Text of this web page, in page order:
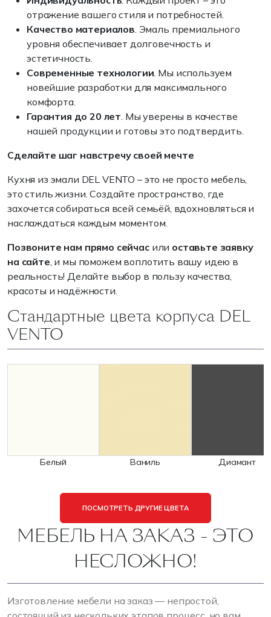
отражение вашего стиля и потребностей.
Качество материалов. Эмаль премиального
уровня обеспечивает долговечность и
эстетичность.
Современные технологии. Мы используем
новейшие разработки для максимального
комфорта.
Гарантия до 20 лет. Мы уверены в качестве
нашей продукции и готовы это подтвердить.
Сделайте шаг навстречу своей мечте
Кухня из эмали DEL VENTO – это не просто мебель,
это стиль жизни. Создайте пространство, где
захочется собираться всей семьёй, вдохновляться и
наслаждаться каждым моментом.
Позвоните нам прямо сейчасили оставьте заявку
на сайте, и мы поможем воплотить вашу идею в
реальность! Делайте выбор в пользу качества,
красоты и надёжности.
Стандартные цвета корпуса DEL
VENTO
Белый Ваниль Диамант
ПОСМОТРЕТЬ ДРУГИЕ ЦВЕТА
МЕБЕЛЬ НА ЗАКАЗ - ЭТО
НЕСЛОЖНО!
Изготовление мебели на заказ — непростой,